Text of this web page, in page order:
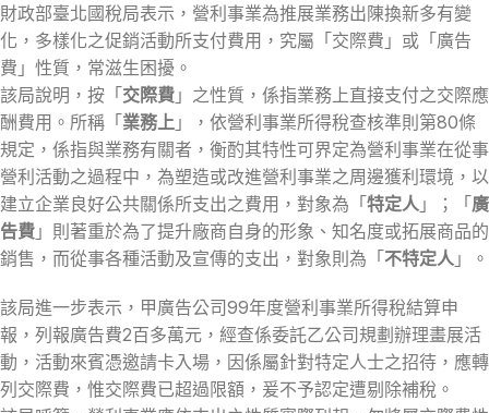
財政部臺北國稅局表示，營利事業為推展業務出陳換新多有變
化，多樣化之促銷活動所支付費用，究屬「交際費」或「廣告
費」性質，常滋生困擾。
該局說明，按「交際費 」之性質，係指業務上直接支付之交際應
酬費用。所稱「業務上 」，依營利事業所得稅查核準則第80條
規定，係指與業務有關者，衡酌其特性可界定為營利事業在從事
營利活動之過程中，為塑造或改進營利事業之周邊獲利環境，以
建立企業良好公共關係所支出之費用，對象為「特定人 」；「廣
告費 」則著重於為了提升廠商自身的形象、知名度或拓展商品的
銷售，而從事各種活動及宣傳的支出，對象則為「不特定人 」。
該局進一步表示，甲廣告公司99年度營利事業所得稅結算申
報，列報廣告費2百多萬元，經查係委託乙公司規劃辦理畫展活
動，活動來賓憑邀請卡入場，因係屬針對特定人士之招待，應轉
列交際費，惟交際費已超過限額，爰不予認定遭剔除補稅。